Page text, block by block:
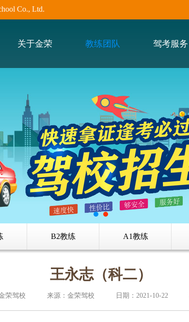
Co., Ltd.
关于金荣 教练团队 驾考服务
B2教练 A1教练
王永志（科二）
荣驾校 来源：金荣驾校 日期：2021-10-22